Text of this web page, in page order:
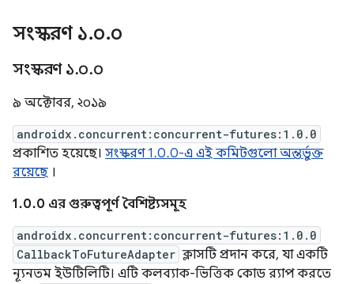
সংস্করণ ১.০.০
সংস্করণ ১.০.০
৯ অক্টোবর, ২০১৯
androidx.concurrent:concurrent-futures:1.0.0
প্রকাশিত হয়েছে। সংস্করণ 1.0.0-এ এই কমিটগুলো অন্তর্ভুক্ত
রয়েছে ।
1.0.0 এর গুরুত্বপূর্ণ বৈশিষ্ট্যসমূহ
androidx.concurrent:concurrent-futures:1.0.0
CallbackToFutureAdapter ক্লাসটি প্রদান করে, যা একটি
ন্যূনতম ইউটিলিটি। এটি কলব্যাক-ভিত্তিক কোড র‍্যাপ করতে